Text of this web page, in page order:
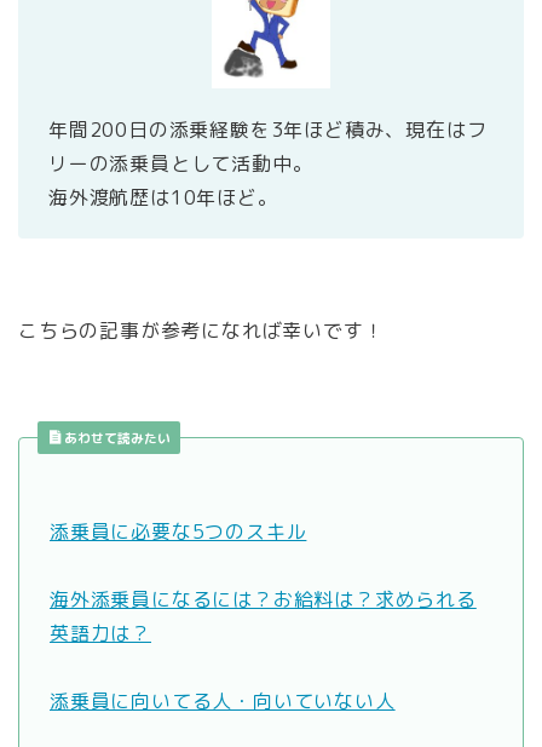
年間200日の添乗経験を3年ほど積み、現在はフ
リーの添乗員として活動中。
海外渡航歴は10年ほど。
こちらの記事が参考になれば幸いです！
あわせて読みたい
添乗員に必要な5つのスキル
海外添乗員になるには？お給料は？求められる
英語力は？
添乗員に向いてる人・向いていない人